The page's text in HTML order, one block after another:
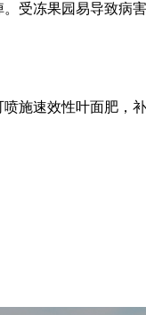
受冻果园易导致病
施速效性叶面肥，